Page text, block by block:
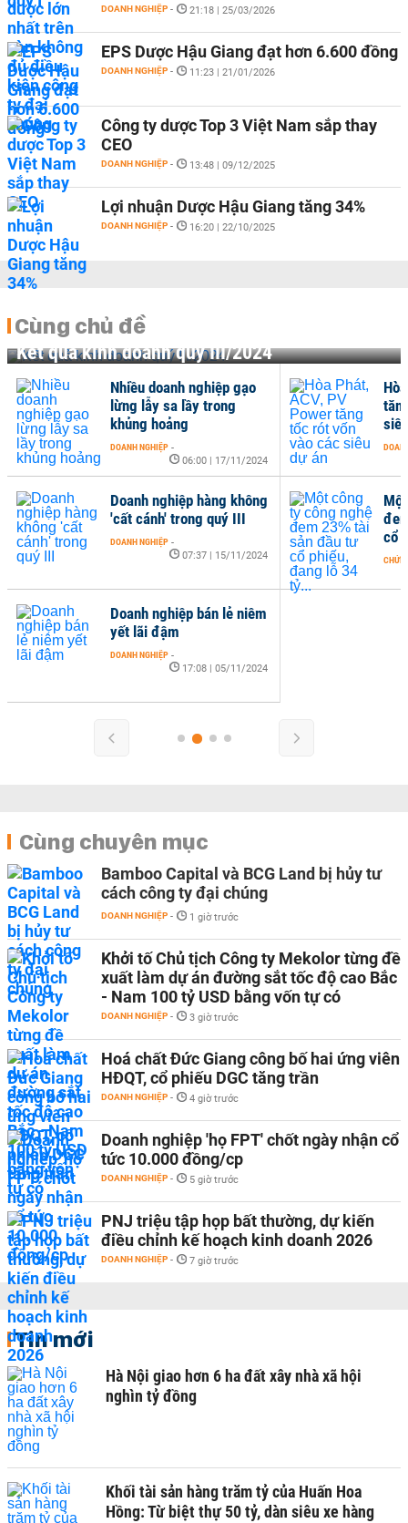
DOANH NGHIỆP - 21:18 | 25/03/2026
EPS Dược Hậu Giang đạt hơn 6.600 đồng
DOANH NGHIỆP - 11:23 | 21/01/2026
Công ty dược Top 3 Việt Nam sắp thay
CEO
DOANH NGHIỆP - 13:48 | 09/12/2025
Lợi nhuận Dược Hậu Giang tăng 34%
DOANH NGHIỆP - 16:20 | 22/10/2025
Cùng chủ đề
Kết quả kinh doanh quý III/2024
Nhiều doanh nghiệp gạo
lừng lẫy sa lầy trong
khủng hoảng
DOANH NGHIỆP -
06:00 | 17/11/2024
Doanh nghiệp hàng không
'cất cánh' trong quý III
DOANH NGHIỆP -
07:37 | 15/11/2024
cổ
Doanh nghiệp bán lẻ niêm
yết lãi đậm
DOANH NGHIỆP -
17:08 | 05/11/2024
Cùng chuyên mục
Bamboo Capital và BCG Land bị hủy tư
cách công ty đại chúng
DOANH NGHIỆP - 1 giờ trước
Khởi tố Chủ tịch Công ty Mekolor từng đề
xuất làm dự án đường sắt tốc độ cao Bắc
- Nam 100 tỷ USD bằng vốn tự có
DOANH NGHIỆP - 3 giờ trước
Hoá chất Đức Giang công bố hai ứng viên
HĐQT, cổ phiếu DGC tăng trần
DOANH NGHIỆP - 4 giờ trước
Doanh nghiệp 'họ FPT' chốt ngày nhận cổ
tức 10.000 đồng/cp
DOANH NGHIỆP - 5 giờ trước
PNJ triệu tập họp bất thường, dự kiến
điều chỉnh kế hoạch kinh doanh 2026
DOANH NGHIỆP - 7 giờ trước
Tin mới
Hà Nội giao hơn 6 ha đất xây nhà xã hội
nghìn tỷ đồng
Khối tài sản hàng trăm tỷ của Huấn Hoa
Hồng: Từ biệt thự 50 tỷ, dàn siêu xe hàng